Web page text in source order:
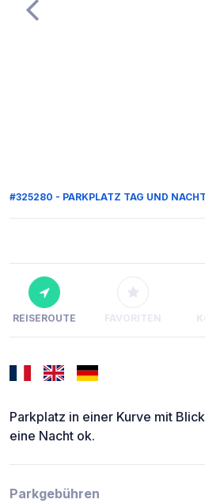
#325280 - PARKPLATZ TAG UND NACHT
REISEROUTE FAVORITEN
Parkplatz in einer Kurve mit
eine Nacht ok.
Parkgebühren